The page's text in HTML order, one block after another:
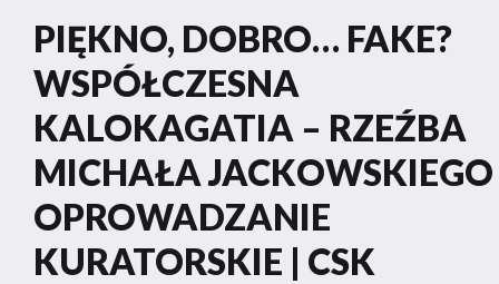
PIĘKNO, DOBRO… FAKE?
WSPÓŁCZESNA
KALOKAGATIA – RZEŹBA
MICHAŁA
OPROWADZANIE
KURATORSKIE | CSK